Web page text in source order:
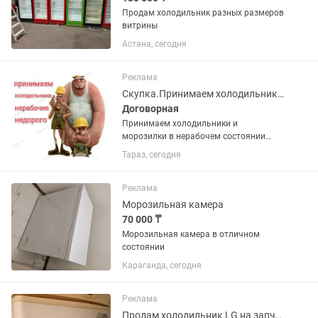
Продам холодильник разных размеров
витрины
Астана, сегодня
Реклама
Скупка.Принимаем холодильники и морозилки в нерабочем состоянии недорого
Договорная
Принимаем холодильники и
морозилки в нерабочем состоянии
недорого. Фотки для оценки можно
присылать . Поможем вынести старую
Тараз, сегодня
Реклама
Морозильная камера
70 000 ₸
Морозильная камера в отличном
состоянии
Караганда, сегодня
Реклама
Продам холодильник LG на запчасти